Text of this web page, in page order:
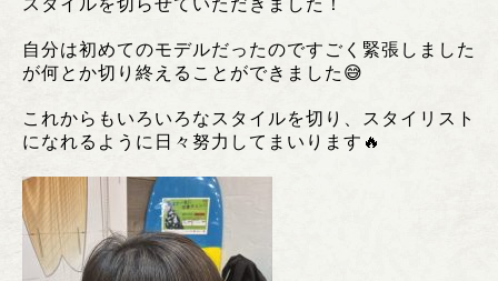
スタイルを切らせていただきました！
自分は初めてのモデルだったのですごく緊張しました
が何とか切り終えることができました😅
これからもいろいろなスタイルを切り、スタイリスト
になれるように日々努力してまいります🔥